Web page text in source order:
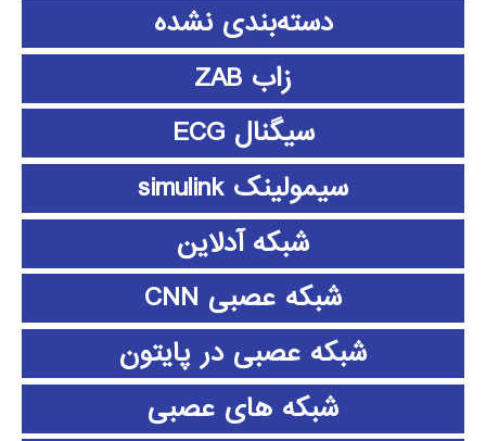
دسته‌بندی نشده
زاب ZAB
سیگنال ECG
سیمولینک simulink
شبکه آدلاین
شبکه عصبی CNN
شبکه عصبی در پایتون
شبکه های عصبی